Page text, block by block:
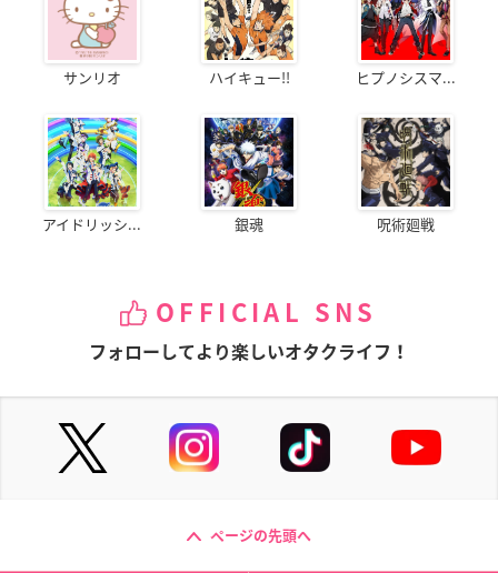
サンリオ ハイキュー!! ヒプノシスマ...
アイドリッシ... 銀魂 呪術廻戦
OFFICIAL SNS
フォローしてより楽しいオタクライフ！
ページの先頭へ